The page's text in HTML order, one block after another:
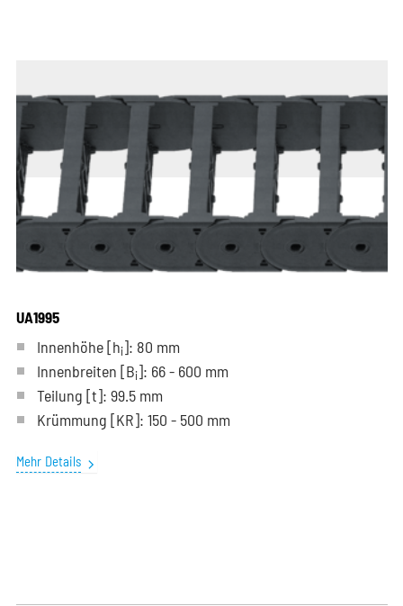
UA1995
Innenhöhe [hi]: 80 mm
Innenbreiten [Bi]: 66 - 600 mm
Teilung [t]: 99.5 mm
Krümmung [KR]: 150 - 500 mm
Mehr Details